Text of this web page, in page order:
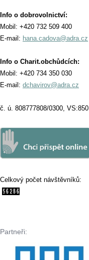
Info o dobrovolnictví:
Mobil: +420 732 509 400
E-mail: hana.cadova@adra.cz
Info o Charit.obchůdcích:
Mobil: +420 734 350 030
E-mail: dchavirov@adra.cz
č. ú. 808777808/0300, VS:850
Celkový počet návštěvníků:
Partneři: